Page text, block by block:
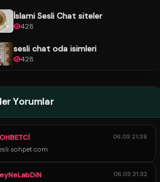
İslami Sesli Chat siteler
428
sesli chat oda isimleri
428
Yorumlar
sohpet com
06.03 21:38
06.03 21:32